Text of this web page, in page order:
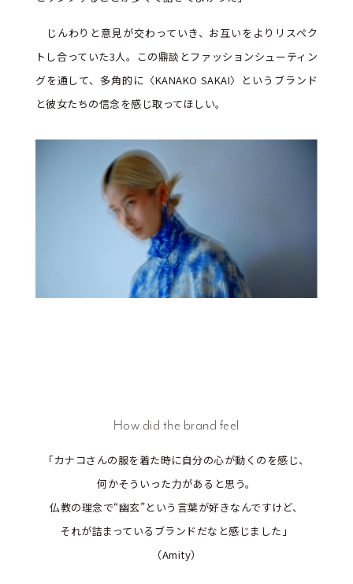
じんわりと意見が交わっていき、お互いをよりリスペク
トし合っていた3人。この鼎談とファッションシューティン
グを通して、多角的に〈KANAKO SAKAI〉というブランド
と彼女たちの信念を感じ取ってほしい。
How did the brand feel
「カナコさんの服を着た時に自分の心が動くのを感じ、
何かそういった力があると思う。
仏教の理念で“幽玄”という言葉が好きなんですけど、
それが詰まっているブランドだなと感じました」
（Amity）